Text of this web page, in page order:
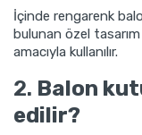
İçinde rengarenk
bulunan özel
amacıyla kullanılır.
2. Balon
edilir?